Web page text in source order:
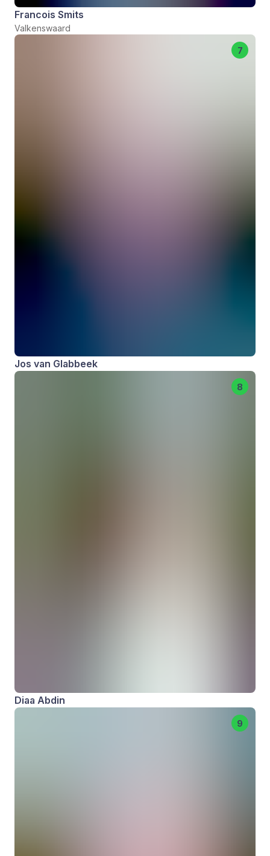
Francois Smits
Valkenswaard
7
Jos van Glabbeek
8
Diaa Abdin
9